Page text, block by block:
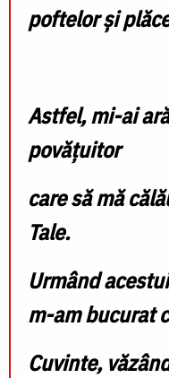
poftelor şi
Astfel, mi-ai
povăţuitor
care să mă
Tale.
Urmând
m-am bucurat
Cuvinte,